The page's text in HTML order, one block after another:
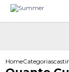
HomeCategorias